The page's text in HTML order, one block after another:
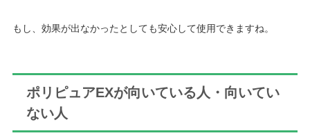
もし、効果が出なかったとしても安心して使用できますね。
ポリピュアEXが向いている人・向いてい
ない人